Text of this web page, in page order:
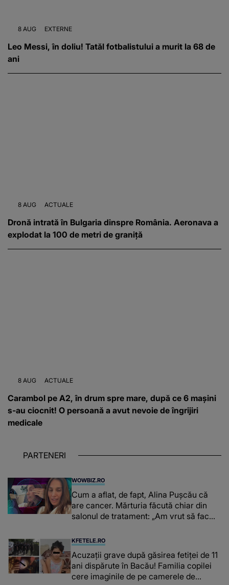
8 AUG EXTERNE
Leo Messi, în doliu! Tatăl fotbalistului a murit la 68 de
ani
8 AUG ACTUALE
Dronă intrată în Bulgaria dinspre România. Aeronava a
explodat la 100 de metri de graniță
8 AUG ACTUALE
Carambol pe A2, în drum spre mare, după ce 6 mașini
s-au ciocnit! O persoană a avut nevoie de îngrijiri
medicale
PARTENERI
WOWBIZ.RO
Cum a aflat, de fapt, Alina Pușcău că
are cancer. Mărturia făcută chiar din
salonul de tratament: „Am vrut să fac
înțepe sânul”
KFETELE.RO
Acuzații grave după găsirea fetiței de 11
ani dispărute în Bacău! Familia copilei
cere imaginile de pe camerele de